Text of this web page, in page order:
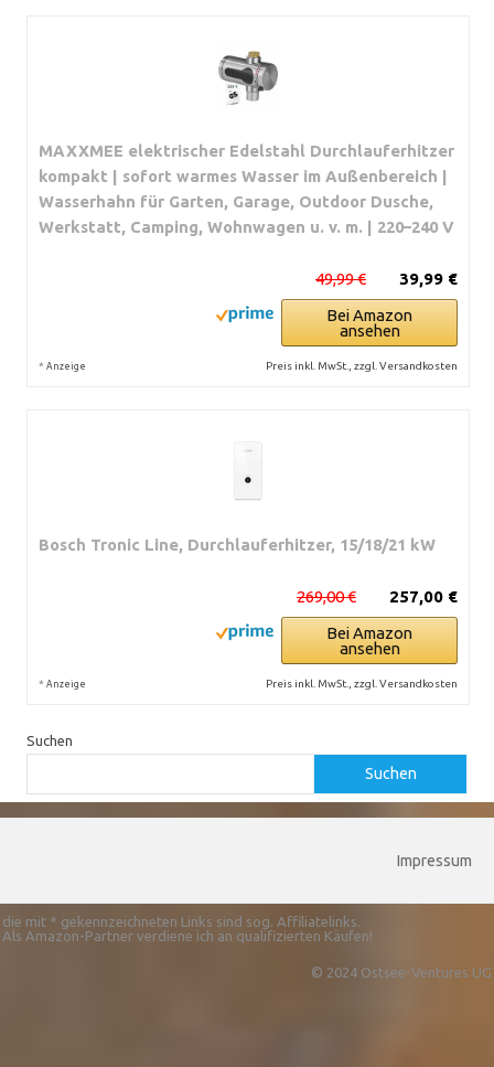
MAXXMEE elektrischer Edelstahl Durchlauferhitzer
kompakt | sofort warmes Wasser im Außenbereich |
Wasserhahn für Garten, Garage, Outdoor Dusche,
Werkstatt, Camping, Wohnwagen u. v. m. | 220–240 V
39,99 €
49,99 €
Bei Amazon
ansehen
* Anzeige Preis inkl. MwSt., zzgl. Versandkosten
Bosch Tronic Line, Durchlauferhitzer, 15/18/21 kW
257,00 €
269,00 €
Bei Amazon
ansehen
* Anzeige Preis inkl. MwSt., zzgl. Versandkosten
Suchen
Suchen
Impressum
die mit * gekennzeichneten Links sind sog. Affiliatelinks.
Als Amazon-Partner verdiene ich an qualifizierten Käufen!
© 2024 Ostsee-Ventures UG